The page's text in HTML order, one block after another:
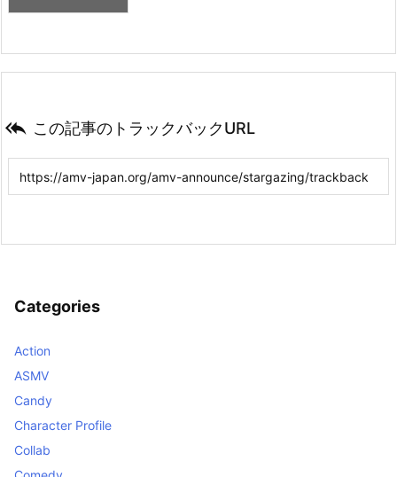
 この記事のトラックバックURL
Categories
Action
ASMV
Candy
Character Profile
Collab